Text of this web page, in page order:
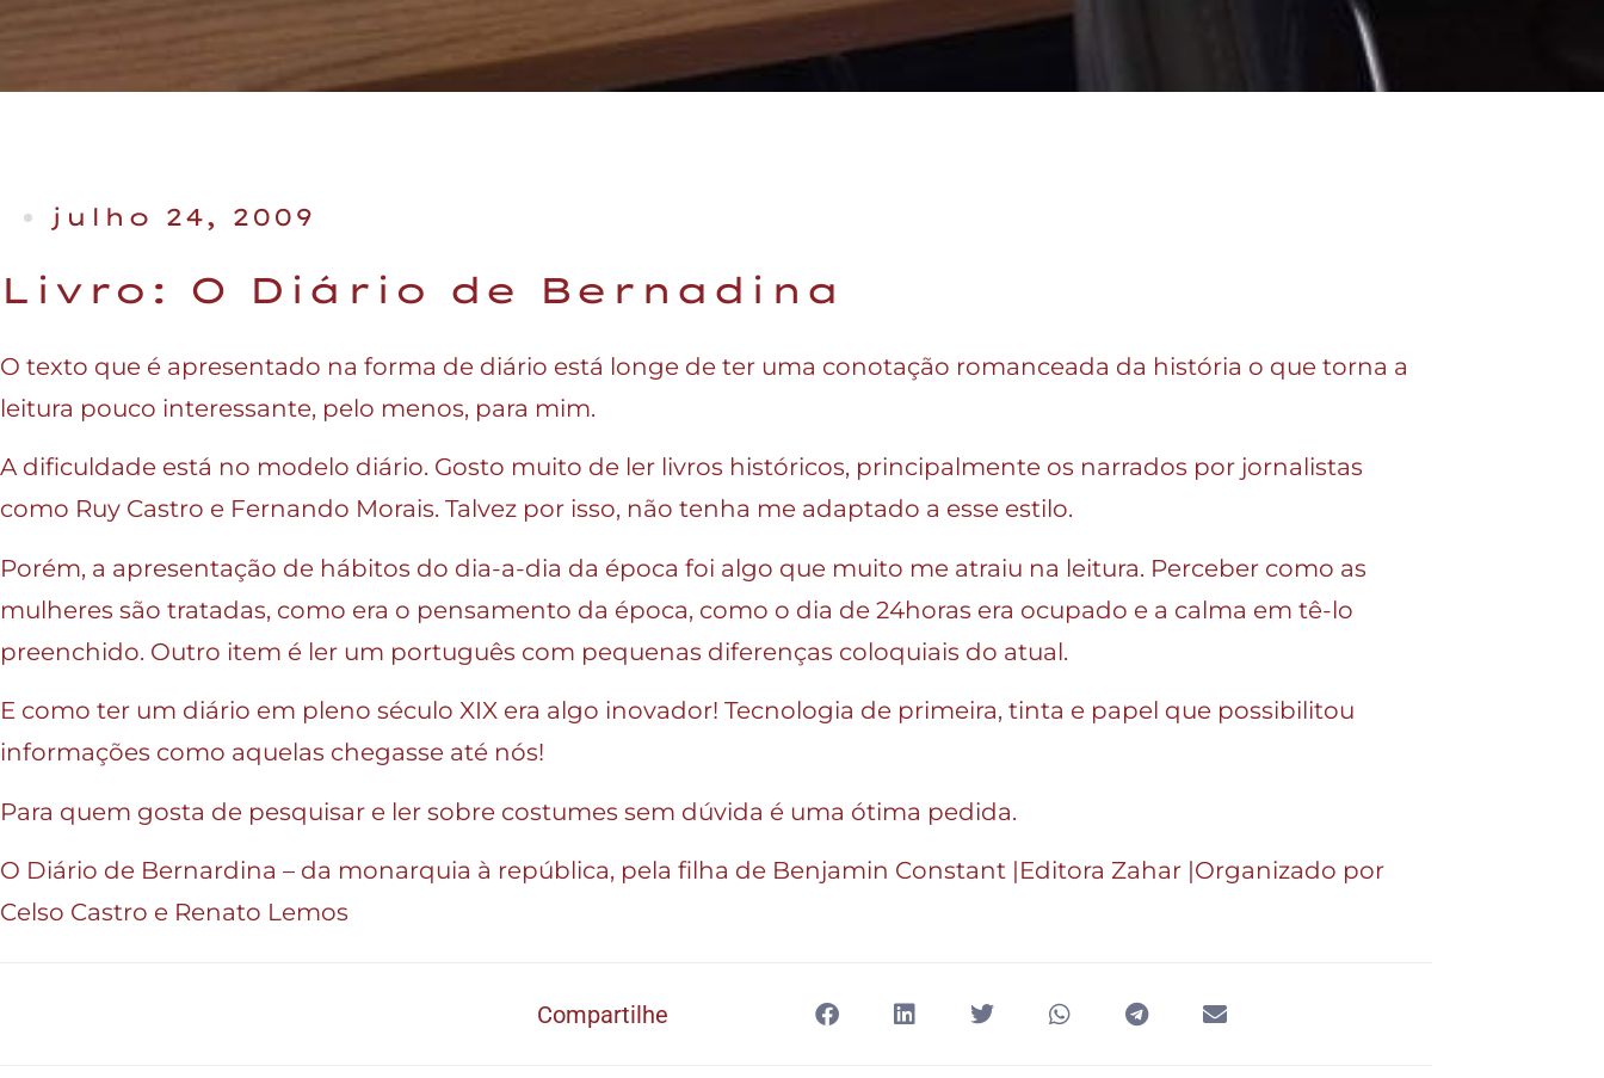
julho 24, 2009
Livro: O Diário de Bernadina
O texto que é apresentado na forma de diário está longe de ter uma conotação romanceada da história o que torna a
leitura pouco interessante, pelo menos, para mim.
A dificuldade está no modelo diário. Gosto muito de ler livros históricos, principalmente os narrados por jornalistas
como Ruy Castro e Fernando Morais. Talvez por isso, não tenha me adaptado a esse estilo.
Porém, a apresentação de hábitos do dia-a-dia da época foi algo que muito me atraiu na leitura. Perceber como as
mulheres são tratadas, como era o pensamento da época, como o dia de 24horas era ocupado e a calma em tê-lo
preenchido. Outro item é ler um português com pequenas diferenças coloquiais do atual.
E como ter um diário em pleno século XIX era algo inovador! Tecnologia de primeira, tinta e papel que possibilitou
informações como aquelas chegasse até nós!
Para quem gosta de pesquisar e ler sobre costumes sem dúvida é uma ótima pedida.
O Diário de Bernardina – da monarquia à república, pela filha de Benjamin Constant |Editora Zahar |Organizado por
Celso Castro e Renato Lemos
Compartilhe